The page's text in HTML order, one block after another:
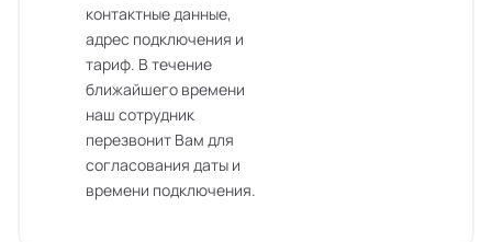
контактные данные,
адрес подключения и
тариф. В течение
ближайшего времени
наш сотрудник
перезвонит Вам для
согласования даты и
времени подключения.